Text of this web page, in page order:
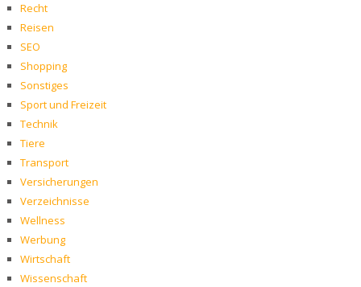
Recht
Reisen
SEO
Shopping
Sonstiges
Sport und Freizeit
Technik
Tiere
Transport
Versicherungen
Verzeichnisse
Wellness
Werbung
Wirtschaft
Wissenschaft